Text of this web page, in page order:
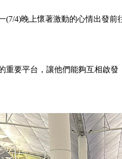
(7/4)晚上懷著激動的心情出發
重要平台，讓他們能夠互相啟